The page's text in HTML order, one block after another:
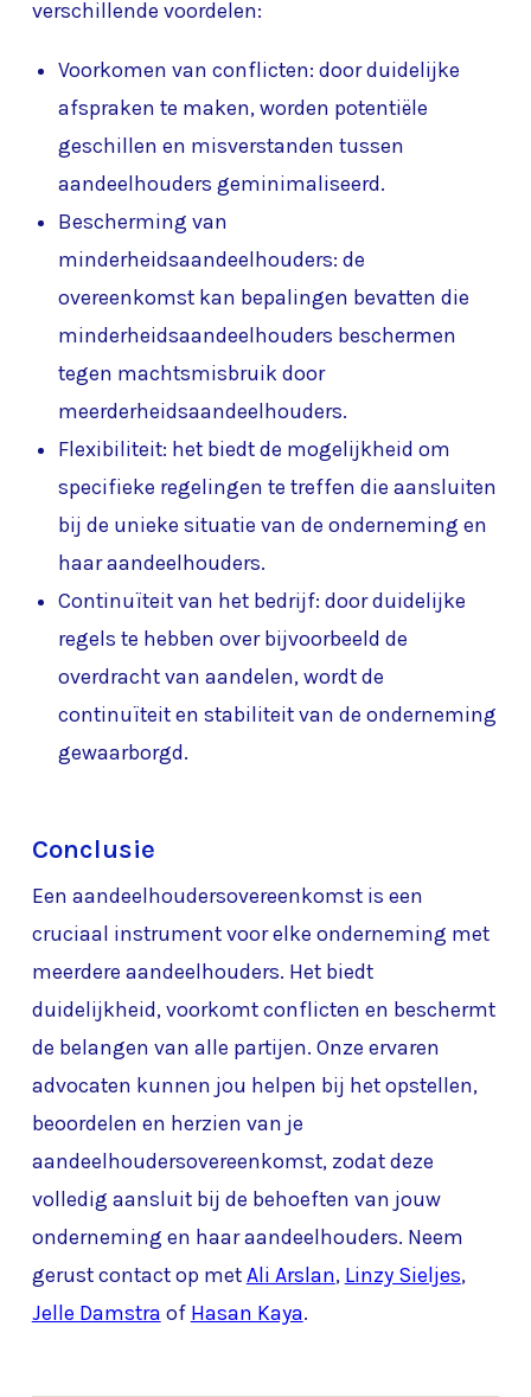
verschillende voordelen:
Voorkomen van conflicten: door duidelijke
afspraken te maken, worden potentiële
geschillen en misverstanden tussen
aandeelhouders geminimaliseerd.
Bescherming van
minderheidsaandeelhouders: de
overeenkomst kan bepalingen bevatten die
minderheidsaandeelhouders beschermen
tegen machtsmisbruik door
meerderheidsaandeelhouders.
Flexibiliteit: het biedt de mogelijkheid om
specifieke regelingen te treffen die aansluiten
bij de unieke situatie van de onderneming en
haar aandeelhouders.
Continuïteit van het bedrijf: door duidelijke
regels te hebben over bijvoorbeeld de
overdracht van aandelen, wordt de
continuïteit en stabiliteit van de onderneming
gewaarborgd.
Conclusie
Een aandeelhoudersovereenkomst is een
cruciaal instrument voor elke onderneming met
meerdere aandeelhouders. Het biedt
duidelijkheid, voorkomt conflicten en beschermt
de belangen van alle partijen. Onze ervaren
advocaten kunnen jou helpen bij het opstellen,
beoordelen en herzien van je
aandeelhoudersovereenkomst, zodat deze
volledig aansluit bij de behoeften van jouw
onderneming en haar aandeelhouders. Neem
gerust contact op met Ali Arslan, Linzy Sieljes,
Jelle Damstra of Hasan Kaya.